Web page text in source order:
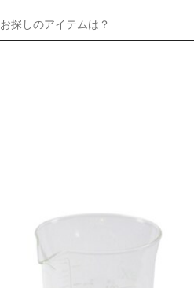
お探しのアイテムは？